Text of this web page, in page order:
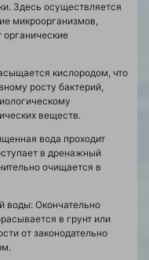
Здесь осуществляется
микроорганизмов,
органические
кислородом, что
росту бактерий,
веществ.
вода проходит
в дренажный
очищается в
воды: Окончательно
в грунт или
от законодательно